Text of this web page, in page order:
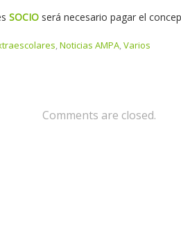
SOCIO será necesario pagar el
,Noticias AMPA,Varios
Comments are closed.